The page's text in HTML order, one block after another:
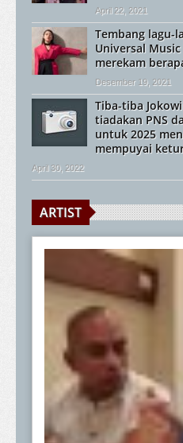
April 22, 2021
Tembang lagu-
Universal
merekam
Desember 19, 2021
Tiba-tiba
tiadakan PNS
untuk 2025
mempuyai
April 30, 2022
ARTIST